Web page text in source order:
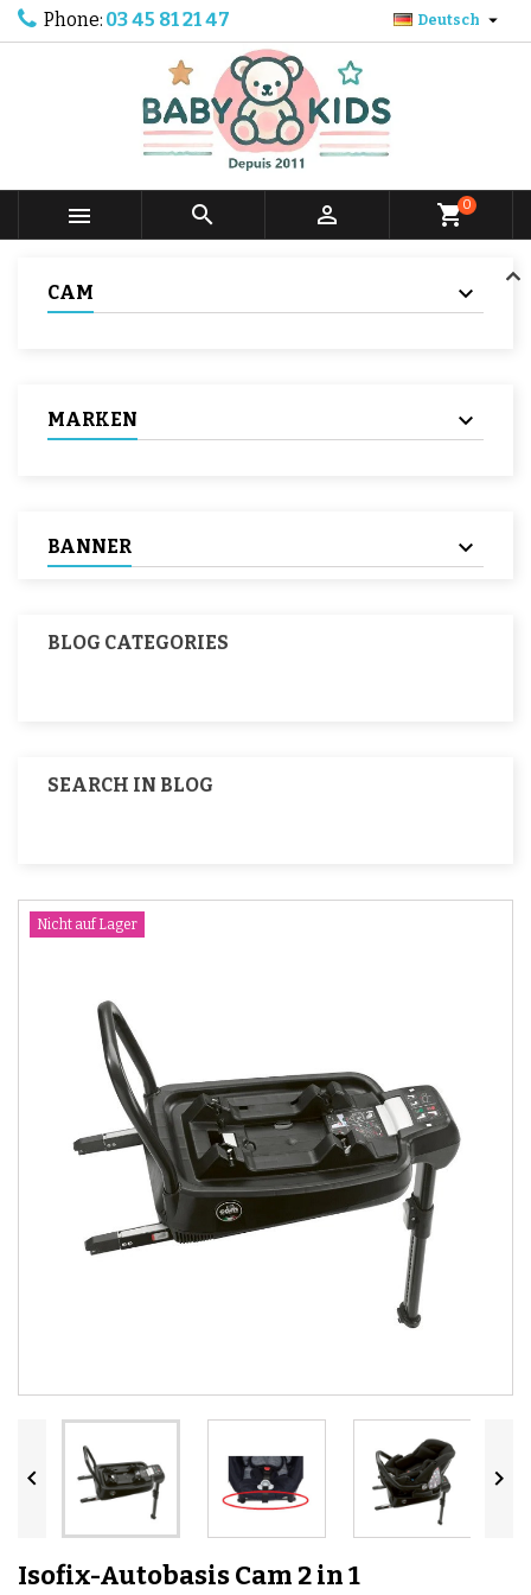
Phone: 03 45 81 21 47 Deutsch 
   shopping_cart0
CAM
MARKEN
BANNER
BLOG CATEGORIES
SEARCH IN BLOG
Nicht auf Lager
 
Isofix-Autobasis Cam 2 in 1